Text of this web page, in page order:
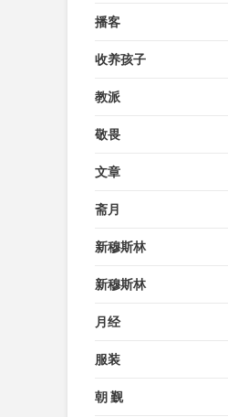
播客
收养孩子
教派
敬畏
文章
斋月
新穆斯林
新穆斯林
月经
服装
朝 觐